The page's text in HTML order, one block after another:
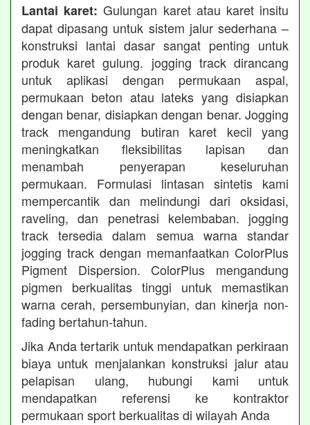
Lantai karet: Gulungan karet atau karet insitu
dapat dipasang untuk sistem jalur sederhana –
konstruksi lantai dasar sangat penting untuk
produk karet gulung. jogging track dirancang
untuk aplikasi dengan permukaan aspal,
permukaan beton atau lateks yang disiapkan
dengan benar, disiapkan dengan benar. Jogging
track mengandung butiran karet kecil yang
meningkatkan fleksibilitas lapisan dan
menambah penyerapan keseluruhan
permukaan. Formulasi lintasan sintetis kami
mempercantik dan melindungi dari oksidasi,
raveling, dan penetrasi kelembaban. jogging
track tersedia dalam semua warna standar
jogging track dengan memanfaatkan ColorPlus
Pigment Dispersion. ColorPlus mengandung
pigmen berkualitas tinggi untuk memastikan
warna cerah, persembunyian, dan kinerja non-
fading bertahun-tahun.
Jika Anda tertarik untuk mendapatkan perkiraan
biaya untuk menjalankan konstruksi jalur atau
pelapisan ulang, hubungi kami untuk
mendapatkan referensi ke kontraktor
permukaan sport berkualitas di wilayah Anda